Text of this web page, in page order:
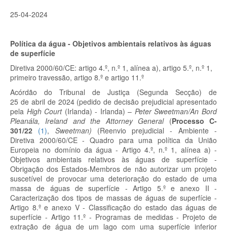
25-04-2024
Política da água - Objetivos ambientais relativos às águas
de superfície
Diretiva 2000/60/CE: artigo 4.º, n.º 1, alínea a), artigo 5.º, n.º 1,
primeiro travessão, artigo 8.º e artigo 11.º
Acórdão do Tribunal de Justiça (Segunda Secção) de
25 de abril de 2024 (pedido de decisão prejudicial apresentado
pela High Court(Irlanda) - Irlanda) – Peter Sweetman/An Bord
Pleanála, Ireland and the Attorney General (Processo C-
301/22 (1), Sweetman)
(Reenvio prejudicial - Ambiente -
Diretiva 2000/60/CE - Quadro para uma política da União
Europeia no domínio da água - Artigo 4.º, n.º 1, alínea a) -
Objetivos ambientais relativos às águas de superfície -
Obrigação dos Estados-Membros de não autorizar um projeto
suscetível de provocar uma deterioração do estado de uma
massa de águas de superfície - Artigo 5.º e anexo II -
Caracterização dos tipos de massas de águas de superfície -
Artigo 8.º e anexo V - Classificação do estado das águas de
superfície - Artigo 11.º - Programas de medidas - Projeto de
extração de água de um lago com uma superfície inferior